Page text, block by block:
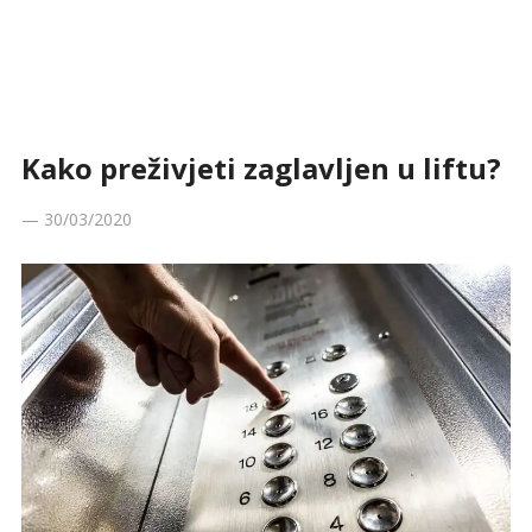
Kako preživjeti zaglavljen u liftu?
— 30/03/2020